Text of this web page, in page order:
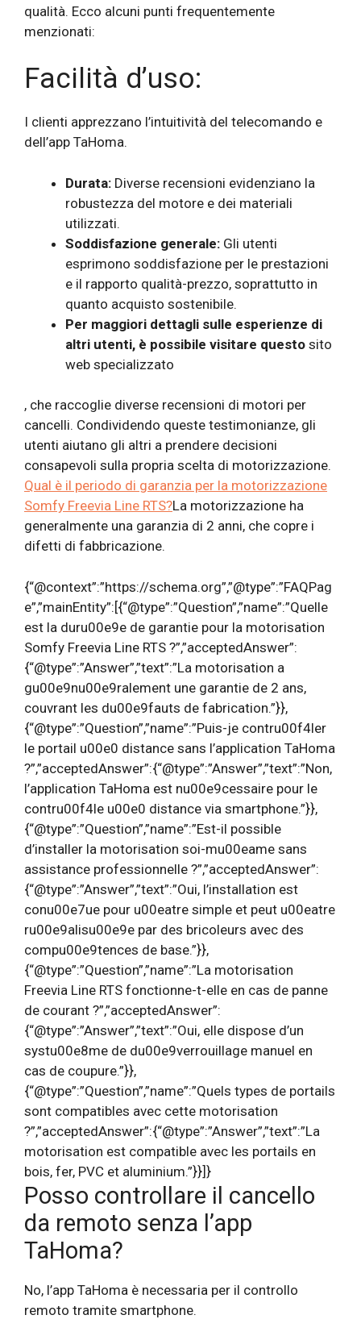
qualità. Ecco alcuni punti frequentemente
menzionati:
Facilità d’uso:
I clienti apprezzano l’intuitività del telecomando e
dell’app TaHoma.
Durata: Diverse recensioni evidenziano la
robustezza del motore e dei materiali
utilizzati.
Soddisfazione generale: Gli utenti
esprimono soddisfazione per le prestazioni
e il rapporto qualità-prezzo, soprattutto in
quanto acquisto sostenibile.
Per maggiori dettagli sulle esperienze di
altri utenti, è possibile visitare questo sito
web specializzato
, che raccoglie diverse recensioni di motori per
cancelli. Condividendo queste testimonianze, gli
utenti aiutano gli altri a prendere decisioni
consapevoli sulla propria scelta di motorizzazione.
Qual è il periodo di garanzia per la motorizzazione
Somfy Freevia Line RTS?La motorizzazione ha
generalmente una garanzia di 2 anni, che copre i
difetti di fabbricazione.
{“@context”:”https://schema.org”,”@type”:”FAQPag
e”,”mainEntity”:[{“@type”:”Question”,”name”:”Quelle
est la duru00e9e de garantie pour la motorisation
Somfy Freevia Line RTS ?”,”acceptedAnswer”:
{“@type”:”Answer”,”text”:”La motorisation a
gu00e9nu00e9ralement une garantie de 2 ans,
couvrant les du00e9fauts de fabrication.”}},
{“@type”:”Question”,”name”:”Puis-je contru00f4ler
le portail u00e0 distance sans l’application TaHoma
?”,”acceptedAnswer”:{“@type”:”Answer”,”text”:”Non,
l’application TaHoma est nu00e9cessaire pour le
contru00f4le u00e0 distance via smartphone.”}},
{“@type”:”Question”,”name”:”Est-il possible
d’installer la motorisation soi-mu00eame sans
assistance professionnelle ?”,”acceptedAnswer”:
{“@type”:”Answer”,”text”:”Oui, l’installation est
conu00e7ue pour u00eatre simple et peut u00eatre
ru00e9alisu00e9e par des bricoleurs avec des
compu00e9tences de base.”}},
{“@type”:”Question”,”name”:”La motorisation
Freevia Line RTS fonctionne-t-elle en cas de panne
de courant ?”,”acceptedAnswer”:
{“@type”:”Answer”,”text”:”Oui, elle dispose d’un
systu00e8me de du00e9verrouillage manuel en
cas de coupure.”}},
{“@type”:”Question”,”name”:”Quels types de portails
sont compatibles avec cette motorisation
?”,”acceptedAnswer”:{“@type”:”Answer”,”text”:”La
motorisation est compatible avec les portails en
bois, fer, PVC et aluminium.”}}]}
Posso controllare il cancello
da remoto senza l’app
TaHoma?
No, l’app TaHoma è necessaria per il controllo
remoto tramite smartphone.